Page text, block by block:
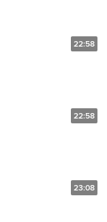
22:58
22:58
23:08